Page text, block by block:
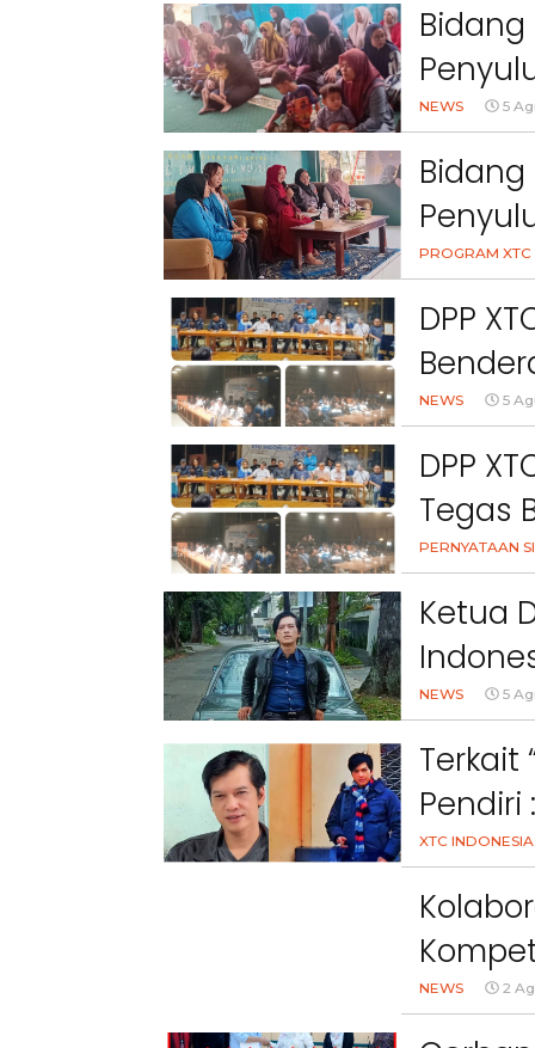
Bidang
NEWS 5
Bidang
Peran
PROGRAM
DPP
NEWS 5
DPP
Tegas
Nama,
Kami
PERNYATAAN
Ketua
NEWS 5
Terkait
Pendiri
XTC INDONESIA
NEWS 2